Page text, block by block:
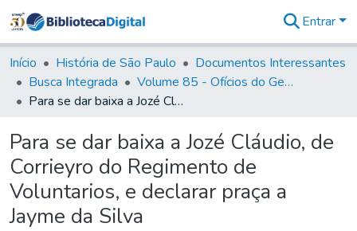
&
Coleções
Tudo na
Biblioteca
Estatísticas
Entrar
Início História de São Paulo
Documentos Interessantes
Busca Integrada
Volume 85 - Ofícios do General Francisco da Cunha Menezes (Governador da Capitania): 1782- 1786
Para se dar baixa a Jozé Cláudio, de Corrieyro do Regimento de Voluntarios, e declarar praça a Jayme da Silva
Para se dar baixa a Jozé Cláudio, de
Corrieyro do Regimento de
Voluntarios, e declarar praça a
Jayme da Silva